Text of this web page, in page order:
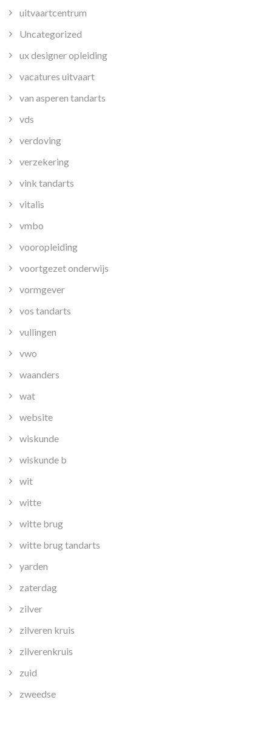
uitvaartcentrum
Uncategorized
ux designer opleiding
vacatures uitvaart
van asperen tandarts
vds
verdoving
verzekering
vink tandarts
vitalis
vmbo
vooropleiding
voortgezet onderwijs
vormgever
vos tandarts
vullingen
vwo
waanders
wat
website
wiskunde
wiskunde b
wit
witte
witte brug
witte brug tandarts
yarden
zaterdag
zilver
zilveren kruis
zilverenkruis
zuid
zweedse